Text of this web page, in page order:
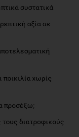
συστατικά
αξία σε
χωρίς
προσέξω;
διατροφικούς